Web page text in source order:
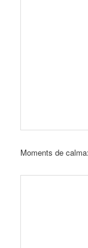
Moments de calma: